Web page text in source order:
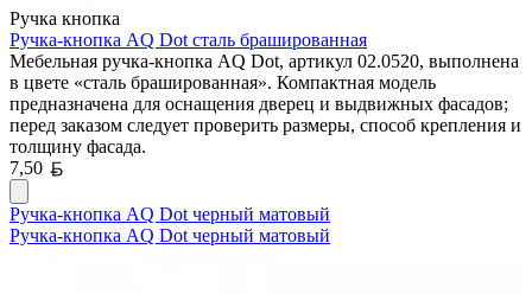
Ручка кнопка
Ручка-кнопка AQ Dot сталь брашированная
Мебельная ручка-кнопка AQ Dot, артикул 02.0520, выполнена
в цвете «сталь брашированная». Компактная модель
предназначена для оснащения дверец и выдвижных фасадов;
перед заказом следует проверить размеры, способ крепления и
толщину фасада.
7,50
Ручка-кнопка AQ Dot черный матовый
Ручка-кнопка AQ Dot черный матовый